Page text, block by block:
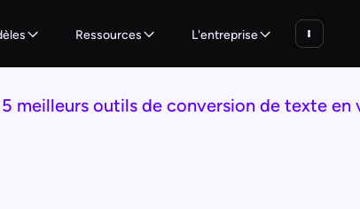
Ressources L'entreprise
5 meilleurs outils de conversion de texte